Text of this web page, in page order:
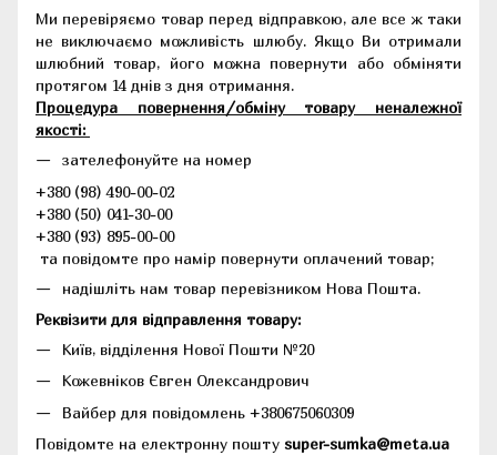
Ми перевіряємо товар перед відправкою, але все ж таки
не виключаємо можливість шлюбу. Якщо Ви отримали
шлюбний товар, його можна повернути або обміняти
протягом 14 днів з дня отримання.
Процедура повернення/обміну товару неналежної
якості:
зателефонуйте на номер
+380 (98) 490-00-02
+380 (50) 041-30-00
+380 (93) 895-00-00
та повідомте про намір повернути оплачений товар;
надішліть нам товар перевізником Нова Пошта.
Реквізити для відправлення товару:
Київ, відділення Нової Пошти №20
Кожевніков Євген Олександрович
Вайбер для повідомлень +380675060309
Повідомте на електронну пошту super-sumka@meta.ua